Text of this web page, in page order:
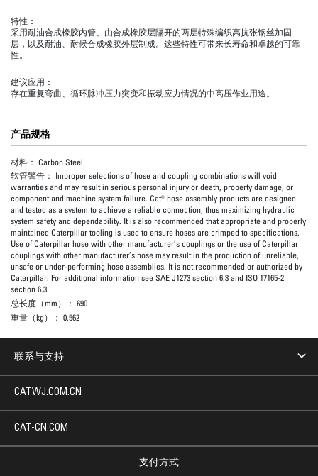
特性：
采用耐油合成橡胶内管、由合成橡胶层隔开的两层特殊编织高抗张钢丝加固
层，以及耐油、耐候合成橡胶外层制成。这些特性可带来长寿命和卓越的可靠
性。
建议应用：
存在重复弯曲、循环脉冲压力突变和振动应力情况的中高压作业用途。
产品规格
材料： Carbon Steel
软管警告： Improper selections of hose and coupling combinations will void
warranties and may result in serious personal injury or death, property damage, or
component and machine system failure. Cat® hose assembly products are designed
and tested as a system to achieve a reliable connection, thus maximizing hydraulic
system safety and dependability. It is also recommended that appropriate and properly
maintained Caterpillar tooling is used to ensure hoses are crimped to specifications.
Use of Caterpillar hose with other manufacturer’s couplings or the use of Caterpillar
couplings with other manufacturer’s hose may result in the production of unreliable,
unsafe or under-performing hose assemblies. It is not recommended or authorized by
Caterpillar. For additional information see SAE J1273 section 6.3 and ISO 17165-2
section 6.3.
总长度（mm）： 690
重量（kg）： 0.562
联系与支持
支付方式
CATWJ.COM.CN
CAT-CN.COM